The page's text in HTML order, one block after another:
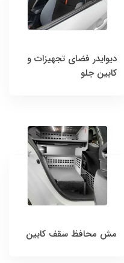
دیوایدر فضای تجهیزات و
کابین جلو
مش محافظ سقف کابین